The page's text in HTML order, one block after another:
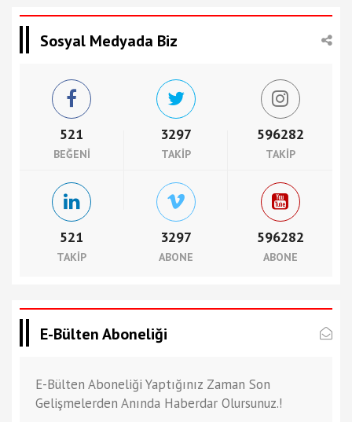
Sosyal Medyada Biz
521
BEĞENI
3297
TAKIP
596282
TAKIP
521
TAKIP
3297
ABONE
596282
ABONE
E-Bülten Aboneliği
E-Bülten Aboneliği Yaptığınız Zaman Son
Gelişmelerden Anında Haberdar Olursunuz.!